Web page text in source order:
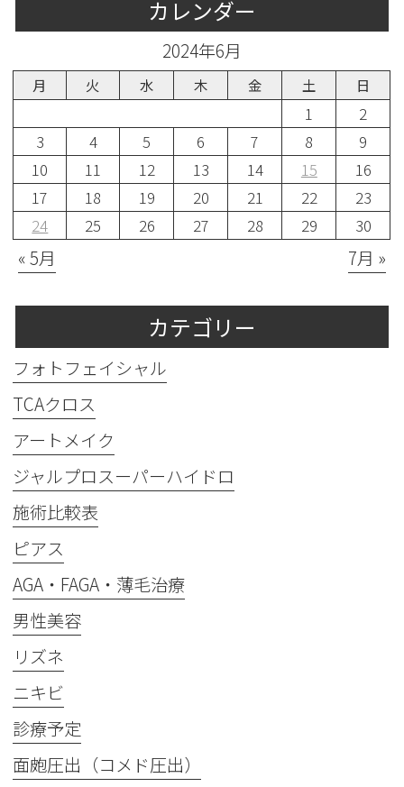
カレンダー
2024年6月
月 火 水 木 金 土 日
1
2
3
4 5 6 7 8
9
10
11 12 13 14 15
16
17
18 19 20 21 22
23
24
25 26 27 28 29 30
« 5月 7月 »
カテゴリー
フォトフェイシャル
TCAクロス
アートメイク
ジャルプロスーパーハイドロ
施術比較表
ピアス
AGA・FAGA・薄毛治療
男性美容
リズネ
ニキビ
診療予定
面皰圧出（コメド圧出）